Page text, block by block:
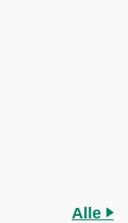
Alle